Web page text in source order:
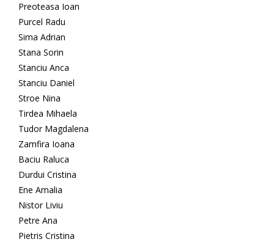
Preoteasa Ioan
Purcel Radu
Sima Adrian
Stana Sorin
Stanciu Anca
Stanciu Daniel
Stroe Nina
Tirdea Mihaela
Tudor Magdalena
Zamfira Ioana
Baciu Raluca
Durdui Cristina
Ene Amalia
Nistor Liviu
Petre Ana
Pietris Cristina